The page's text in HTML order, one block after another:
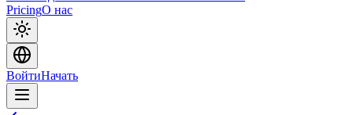
PricingО нас
ВойтиНачать